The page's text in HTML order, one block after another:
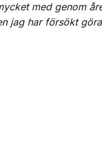
med genom
jag har försökt